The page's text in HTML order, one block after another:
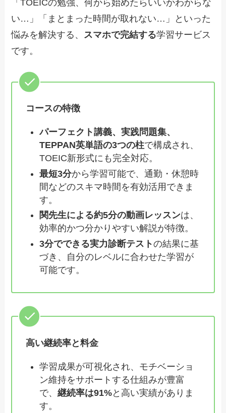
「TOEICの勉強、何から始めたらいいかわからな
い…」「まとまった時間が取れない…」といった
悩みを解決する、 スマホで完結する学習サービス
です。
コースの特徴
パーフェクト講義、実践問題集、
TEPPAN英単語の3つの柱で構成され、
TOEIC新形式にも完全対応。
最短3分から学習可能で、通勤・休憩時
間などのスキマ時間を有効活用できま
す。
関先生による約5分の動画レッスンは、
効率的かつ分かりやすい解説が特徴。
3分でできる実力診断テストの結果に基
づき、自分のレベルに合わせた学習が
可能です。
高い継続率と料金
学習成果が可視化され、モチベーショ
ン維持をサポートする仕組みが豊富
で、継続率は91%と高い実績がありま
す。